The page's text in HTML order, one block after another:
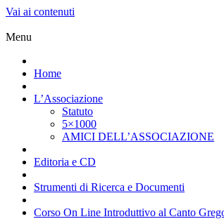
Vai ai contenuti
Menu
Home
L’Associazione
Statuto
5×1000
AMICI DELL’ASSOCIAZIONE
Editoria e CD
Strumenti di Ricerca e Documenti
Corso On Line Introduttivo al Canto